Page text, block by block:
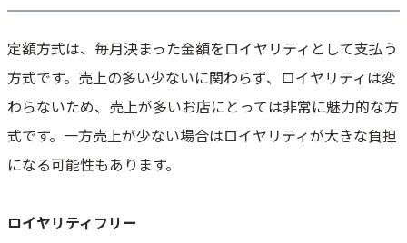
定額方式は、毎月決まった金額をロイヤリティとして支払う
方式です。売上の多い少ないに関わらず、ロイヤリティは変
わらないため、売上が多いお店にとっては非常に魅力的な方
式です。一方売上が少ない場合はロイヤリティが大きな負担
になる可能性もあります。
ロイヤリティフリー